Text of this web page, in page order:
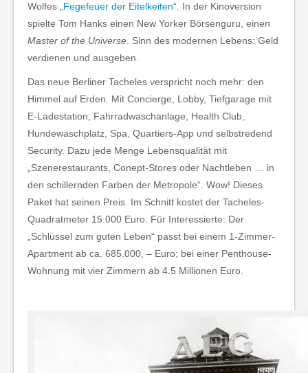
Wolfes „Fegefeuer der Eitelkeiten“. In der Kinoversion
spielte Tom Hanks einen New Yorker Börsenguru, einen
Master of the Universe. Sinn des modernen Lebens: Geld
verdienen und ausgeben.
Das neue Berliner Tacheles verspricht noch mehr: den
Himmel auf Erden. Mit Concierge, Lobby, Tiefgarage mit
E-Ladestation, Fahrradwaschanlage, Health Club,
Hundewaschplatz, Spa, Quartiers-App und selbstredend
Security. Dazu jede Menge Lebensqualität mit
„Szenerestaurants, Conept-Stores oder Nachtleben … in
den schillernden Farben der Metropole“. Wow! Dieses
Paket hat seinen Preis. Im Schnitt kostet der Tacheles-
Quadratmeter 15.000 Euro. Für Interessierte: Der
„Schlüssel zum guten Leben“ passt bei einem 1-Zimmer-
Apartment ab ca. 685.000, – Euro; bei einer Penthouse-
Wohnung mit vier Zimmern ab 4.5 Millionen Euro.